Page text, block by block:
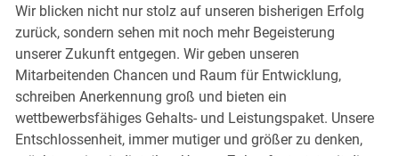
Wir blicken nicht nur stolz auf unseren bisherigen Erfolg
zurück, sondern sehen mit noch mehr Begeisterung
unserer Zukunft entgegen. Wir geben unseren
Mitarbeitenden Chancen und Raum für Entwicklung,
schreiben Anerkennung groß und bieten ein
wettbewerbsfähiges Gehalts- und Leistungspaket. Unsere
Entschlossenheit, immer mutiger und größer zu denken,